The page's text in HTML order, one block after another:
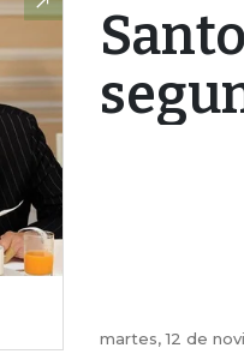
martes, 12 de